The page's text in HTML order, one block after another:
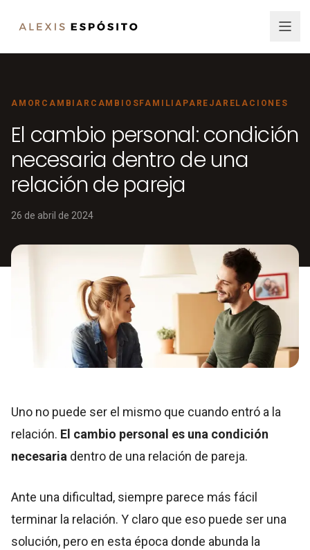
AMOR CAMBIAR CAMBIOS FAMILIA PAREJA RELACIONES
El cambio personal: condición
necesaria dentro de una
relación de pareja
26 de abril de 2024
Uno no puede ser el mismo que cuando entró a la
relación. El cambio personal es una condición
necesaria dentro de una relación de pareja.
Ante una dificultad, siempre parece más fácil
terminar la relación. Y claro que eso puede ser una
solución, pero en esta época donde abunda la